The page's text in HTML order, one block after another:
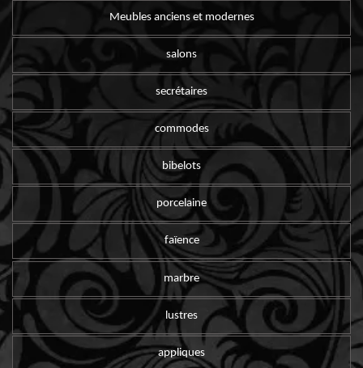
Meubles anciens et modernes
salons
secrétaires
commodes
bibelots
porcelaine
faïence
marbre
lustres
appliques